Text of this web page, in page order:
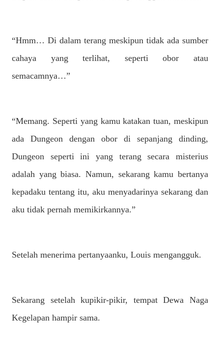
“Hmm… Di dalam terang meskipun tidak ada sumber
cahaya yang terlihat, seperti obor atau
semacamnya…”
“Memang. Seperti yang kamu katakan tuan, meskipun
ada Dungeon dengan obor di sepanjang dinding,
Dungeon seperti ini yang terang secara misterius
adalah yang biasa. Namun, sekarang kamu bertanya
kepadaku tentang itu, aku menyadarinya sekarang dan
aku tidak pernah memikirkannya.”
Setelah menerima pertanyaanku, Louis mengangguk.
Sekarang setelah kupikir-pikir, tempat Dewa Naga
Kegelapan hampir sama.